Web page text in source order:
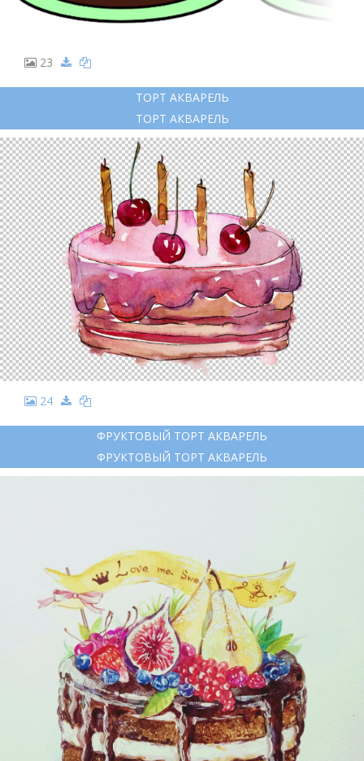
23
ТОРТ АКВАРЕЛЬ
ТОРТ АКВАРЕЛЬ
24
ФРУКТОВЫЙ ТОРТ АКВАРЕЛЬ
ФРУКТОВЫЙ ТОРТ АКВАРЕЛЬ